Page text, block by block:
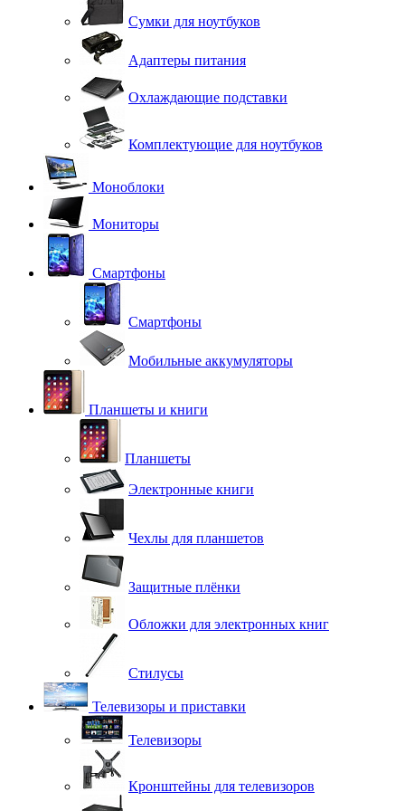
Сумки для ноутбуков
Адаптеры питания
Охлаждающие подставки
Комплектующие для ноутбуков
Моноблоки
Мониторы
Смартфоны
Смартфоны
Мобильные аккумуляторы
Планшеты и книги
Планшеты
Электронные книги
Чехлы для планшетов
Защитные плёнки
Обложки для электронных книг
Стилусы
Телевизоры и приставки
Телевизоры
Кронштейны для телевизоров